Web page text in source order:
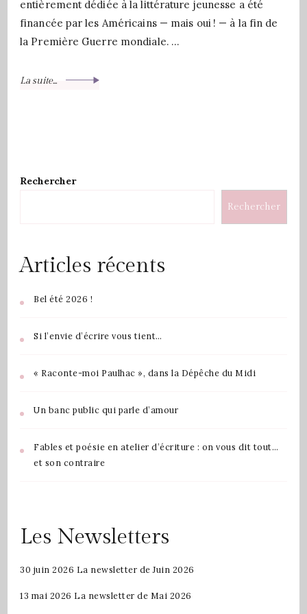
entièrement dédiée à la littérature jeunesse a été
financée par les Américains — mais oui ! — à la fin de
la Première Guerre mondiale. …
La suite...
Rechercher
Rechercher
Articles récents
Bel été 2026 !
Si l’envie d’écrire vous tient…
« Raconte-moi Paulhac », dans la Dépêche du Midi
Un banc public qui parle d’amour
Fables et poésie en atelier d’écriture : on vous dit tout…
et son contraire
Les Newsletters
30 juin 2026 La newsletter de Juin 2026
13 mai 2026 La newsletter de Mai 2026